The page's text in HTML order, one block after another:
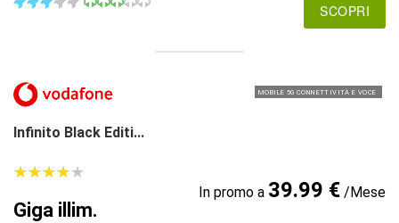
SCOPRI
MOBILE 5G CONNETTIVITÀ E VOCE
Infinito Black Editi...
★★★★★
★★★★★
Giga illim.
In promo a 39.99 €/Mese